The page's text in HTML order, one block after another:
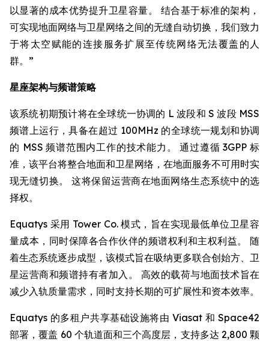
以显著的成本优势提升卫星容量。 结合基于标准的架构，
可实现地面网络与卫星网络之间的无缝自动切换，我们致力
于将太空赋能的连接服务扩展至传统网络无法覆盖的人
群。”
星座架构与频谱策略
该系统初期预计将在全球统一协调的 L 波段和 S 波段 MSS
频谱上运行，具备在超过 100MHz 的全球统一规划和协调
的 MSS 频谱范围内工作的技术能力。 通过遵循 3GPP 标
准，该平台将整合地面和卫星网络，在地面服务不可用时实
现无缝切换。 这将保留运营商在地面网络生态系统中的选
择权。
Equatys 采用 Tower Co. 模式，旨在实现最低单位卫星容
量成本，同时保障各合作伙伴的频谱权利和主权利益。 随
着生态系统逐步成型，该模式旨在吸纳更多联合创始方、卫
星运营商和频谱持有者加入。 高效的载荷与地面技术旨在
减少入轨质量需求，同时支持长期的可扩展性和资本效率。
Equatys 的多租户共享基础设施将由 Viasat 和 Space42
部署，覆盖 60 个轨道面和三个高度层，支持多达 2,800 颗